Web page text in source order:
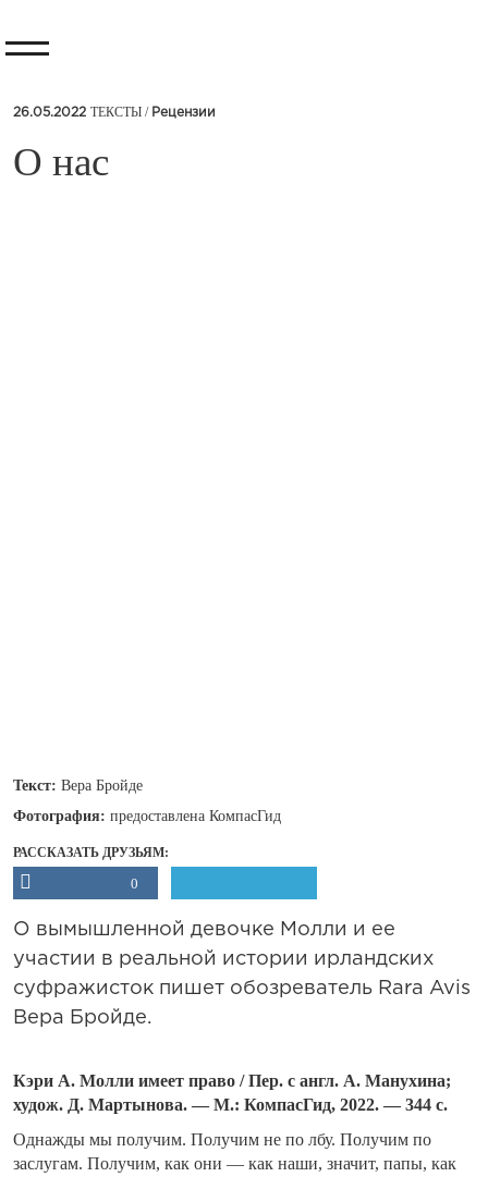
26.05.2022 ТЕКСТЫ / Рецензии
​О нас
Текст: Вера Бройде
Фотография: предоставлена КомпасГид
РАССКАЗАТЬ ДРУЗЬЯМ:
0
О вымышленной девочке Молли и ее
участии в реальной истории ирландских
суфражисток пишет обозреватель Rara Avis
Вера Бройде.
Кэри А. Молли имеет право / Пер. с англ. А. Манухина;
худож. Д. Мартынова. — М.: КомпасГид, 2022. — 344 с.
Однажды мы получим. Получим не по лбу. Получим по
заслугам. Получим, как они — как наши, значит, папы, как